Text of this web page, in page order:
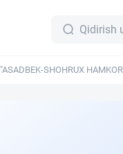
"ASADBEK-SHOHRUX